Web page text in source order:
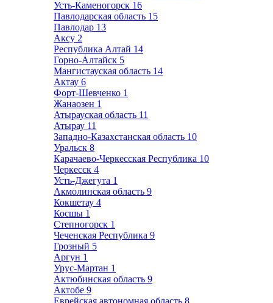
Усть-Каменогорск 16
Павлодарская область 15
Павлодар 13
Аксу 2
Республика Алтай 14
Горно-Алтайск 5
Мангистауская область 14
Актау 6
Форт-Шевченко 1
Жанаозен 1
Атырауская область 11
Атырау 11
Западно-Казахстанская область 10
Уральск 8
Карачаево-Черкесская Республика 10
Черкесск 4
Усть-Джегута 1
Акмолинская область 9
Кокшетау 4
Косшы 1
Степногорск 1
Чеченская Республика 9
Грозный 5
Аргун 1
Урус-Мартан 1
Актюбинская область 9
Актобе 9
Еврейская автономная область 8